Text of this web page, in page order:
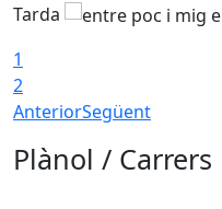
Tarda
1
2
AnteriorSegüent
Plànol / Carrers